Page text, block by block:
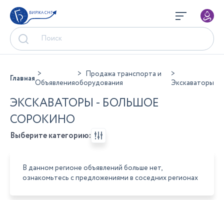
БИРЖА СНГ
ГлавнаяОбъявления
Продажа транспорта и
оборудования
Экскаваторы
ЭКСКАВАТОРЫ - БОЛЬШОЕ
СОРОКИНО
Выберите категорию:
В данном регионе объявлений больше нет,
ознакомьтесь с предложениями в соседних регионах